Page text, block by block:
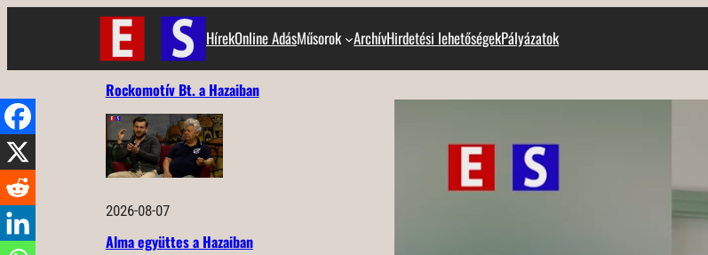
HírekOnline AdásMűsorok ArchívHirdetési lehetőségekPályázatok
Rockomotív Bt. a Hazaiban
2026-08-07
Alma együttes a Hazaiban